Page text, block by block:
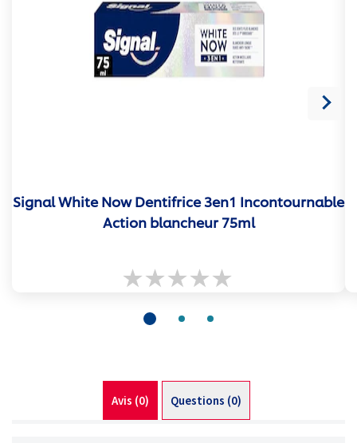
Signal White Now Dentifrice 3en1 Incontournable
Action blancheur 75ml
Aucune
évaluation
soumise
product
Avis (0) Questions (0)